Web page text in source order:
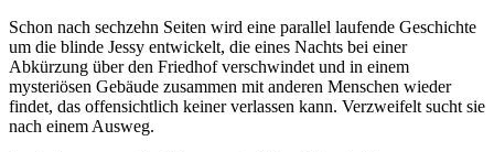
Schon nach sechzehn Seiten wird eine parallel laufende Geschichte
um die blinde Jessy entwickelt, die eines Nachts bei einer
Abkürzung über den Friedhof verschwindet und in einem
mysteriösen Gebäude zusammen mit anderen Menschen wieder
findet, das offensichtlich keiner verlassen kann. Verzweifelt sucht sie
nach einem Ausweg.